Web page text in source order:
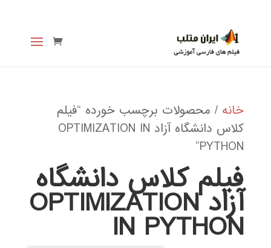
خانه / محصولات برچسب خورده “فیلم
کلاس دانشگاه آزاد OPTIMIZATION IN
PYTHON”
فیلم کلاس دانشگاه
آزاد OPTIMIZATION
IN PYTHON